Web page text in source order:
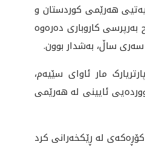
سەرۆکایەتیی هەرێمی کوردستان و
کاروباری دەرەوە
ساڵ، بەشدار بوون.
مار ئاوای سێیەم،
ئایینی لە هەرێمی
لە ڕێکخەرانی کرد